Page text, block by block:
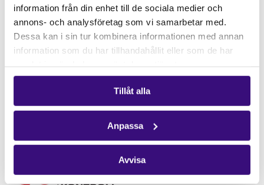
information från din enhet till de sociala medier och
annons- och analysföretag som vi samarbetar med.
Dessa kan i sin tur kombinera informationen med annan
information som du har tillhandahållit eller som de har
Tillåt alla
Anpassa
Avvisa
Hitta kontaktperson
Pressrum
Följ oss
Facebook
Instagram
Nyhetsbrev